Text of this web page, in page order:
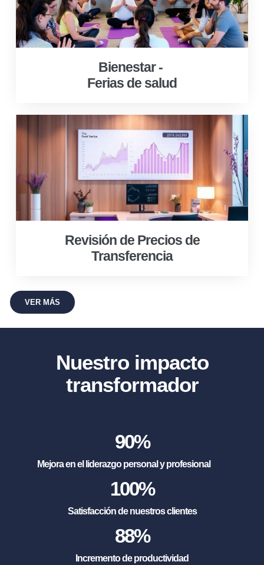
Bienestar -
Ferias de salud
Revisión de Precios de
Transferencia
VER MÁS
Nuestro impacto
transformador
90%
Mejora en el liderazgo personal y profesional
100%
Satisfacción de nuestros clientes
88%
Incremento de productividad